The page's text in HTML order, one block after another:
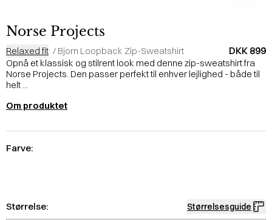
Norse Projects
Relaxed fit / Bjorn Loopback Zip-Sweatshirt DKK 899
Opnå et klassisk og stilrent look med denne zip-sweatshirt fra
Norse Projects. Den passer perfekt til enhver lejlighed - både til
helt ...
Om produktet
Farve:
Størrelse: Størrelsesguide